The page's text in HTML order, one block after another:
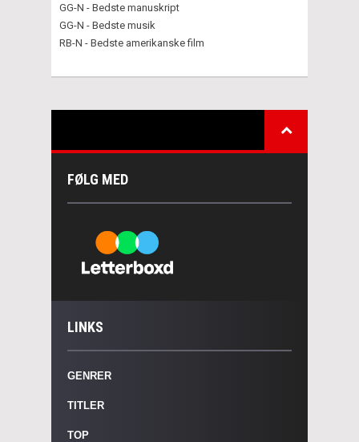
GG-N - Bedste manuskript
GG-N - Bedste musik
RB-N - Bedste amerikanske film
FØLG MED
LINKS
GENRER
TITLER
TOP